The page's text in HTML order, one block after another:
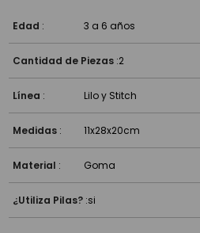
Edad : 3 a 6 años
Cantidad de Piezas :2
Línea : Lilo y Stitch
Medidas : 11x28x20cm
Material : Goma
¿Utiliza Pilas? :si